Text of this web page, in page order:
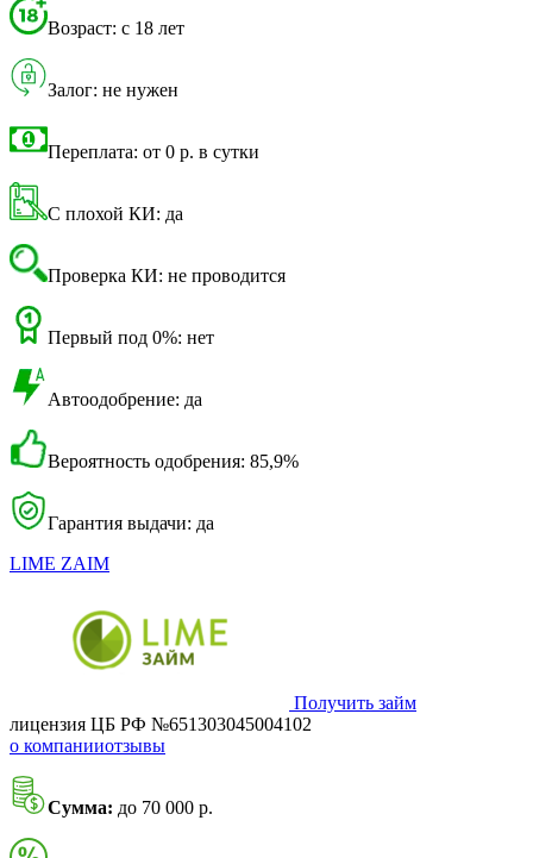
Возраст: с 18 лет
Залог: не нужен
Переплата: от 0 р. в сутки
С плохой КИ: да
Проверка КИ: не проводится
Первый под 0%: нет
Автоодобрение: да
Вероятность одобрения: 85,9%
Гарантия выдачи: да
LIME ZAIM
Получить займ
лицензия ЦБ РФ №651303045004102
о компанииотзывы
Сумма: до 70 000 р.